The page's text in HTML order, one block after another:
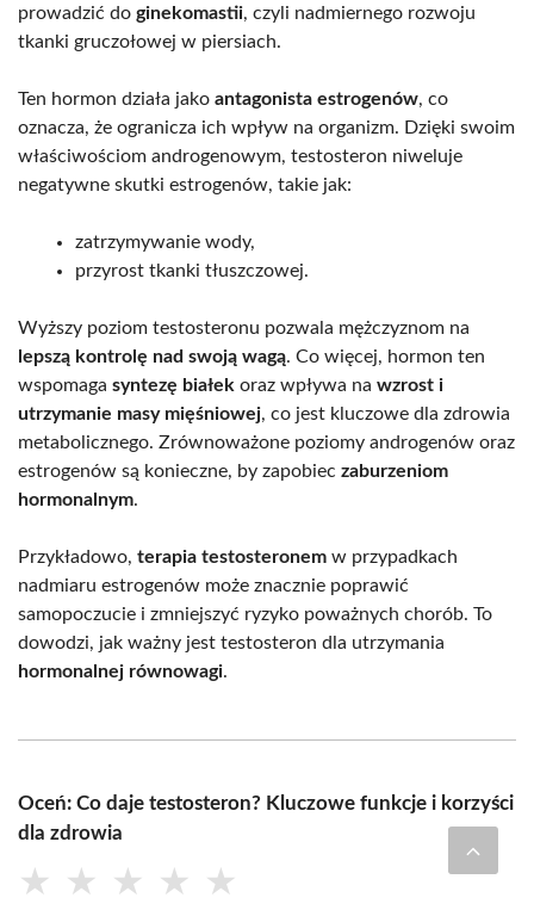
prowadzić do ginekomastii, czyli nadmiernego rozwoju
tkanki gruczołowej w piersiach.
Ten hormon działa jako antagonista estrogenów, co
oznacza, że ogranicza ich wpływ na organizm. Dzięki swoim
właściwościom androgenowym, testosteron niweluje
negatywne skutki estrogenów, takie jak:
zatrzymywanie wody,
przyrost tkanki tłuszczowej.
Wyższy poziom testosteronu pozwala mężczyznom na
lepszą kontrolę nad swoją wagą. Co więcej, hormon ten
wspomaga syntezę białek oraz wpływa na wzrost i
utrzymanie masy mięśniowej, co jest kluczowe dla zdrowia
metabolicznego. Zrównoważone poziomy androgenów oraz
estrogenów są konieczne, by zapobiec zaburzeniom
hormonalnym.
Przykładowo, terapia testosteronem w przypadkach
nadmiaru estrogenów może znacznie poprawić
samopoczucie i zmniejszyć ryzyko poważnych chorób. To
dowodzi, jak ważny jest testosteron dla utrzymania
hormonalnej równowagi.
Oceń: Co daje testosteron? Kluczowe funkcje i korzyści
dla zdrowia
★ ★ ★ ★ ★